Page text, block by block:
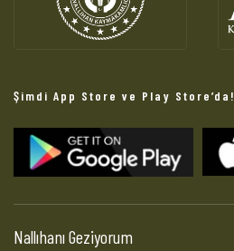
Şimdi App Store ve Play Store’da!
Nallıhanı Geziyorum